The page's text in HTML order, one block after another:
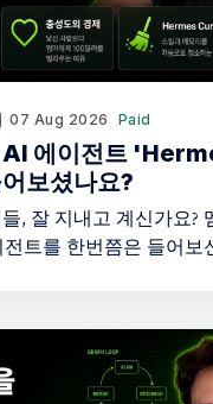
07 Aug 2026 Paid
AI 에이전트
보셨나요?
님들은
전트를 한번쯤은 들어보
있으신가요? 최근
터뷰에 오픈소스 AI 에이
창업자(Karan